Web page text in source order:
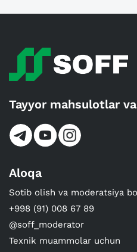
Tayyor mahsulotlar
Aloqa
Sotib olish va moderatsiya
+998 (91) 008 67 89
@soff_moderator
Texnik muammolar uchun